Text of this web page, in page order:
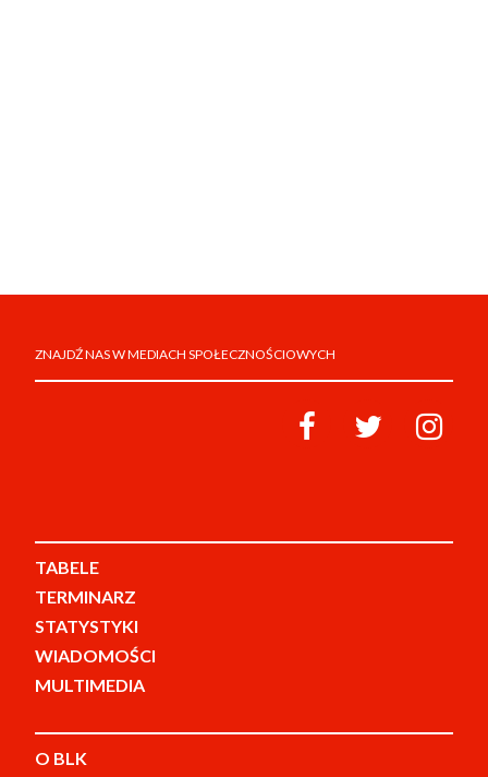
ZNAJDŹ NAS W MEDIACH SPOŁECZNOŚCIOWYCH
TABELE
TERMINARZ
STATYSTYKI
WIADOMOŚCI
MULTIMEDIA
O BLK